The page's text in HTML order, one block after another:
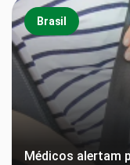
Brasil
Médicos alertam